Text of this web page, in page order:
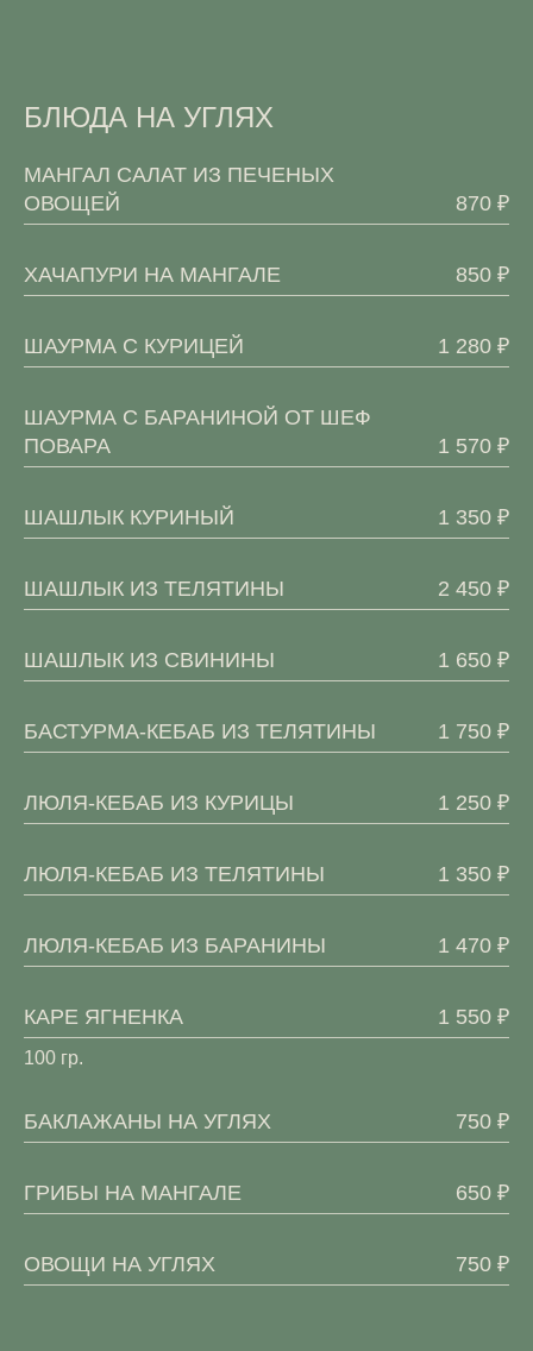
БЛЮДА НА УГЛЯХ
МАНГАЛ САЛАТ ИЗ ПЕЧЕНЫХ
ОВОЩЕЙ
870 ₽
ХАЧАПУРИ НА МАНГАЛЕ 850 ₽
ШАУРМА С КУРИЦЕЙ 1 280 ₽
ШАУРМА С БАРАНИНОЙ ОТ ШЕФ
ПОВАРА
1 570 ₽
ШАШЛЫК КУРИНЫЙ 1 350 ₽
ШАШЛЫК ИЗ ТЕЛЯТИНЫ 2 450 ₽
ШАШЛЫК ИЗ СВИНИНЫ 1 650 ₽
БАСТУРМА-КЕБАБ ИЗ ТЕЛЯТИНЫ 1 750 ₽
ЛЮЛЯ-КЕБАБ ИЗ КУРИЦЫ 1 250 ₽
ЛЮЛЯ-КЕБАБ ИЗ ТЕЛЯТИНЫ 1 350 ₽
ЛЮЛЯ-КЕБАБ ИЗ БАРАНИНЫ 1 470 ₽
КАРЕ ЯГНЕНКА 1 550 ₽
100 гр.
БАКЛАЖАНЫ НА УГЛЯХ 750 ₽
ГРИБЫ НА МАНГАЛЕ 650 ₽
ОВОЩИ НА УГЛЯХ 750 ₽